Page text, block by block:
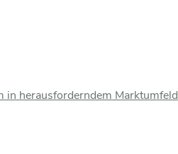
herausforderndem Marktumfeld